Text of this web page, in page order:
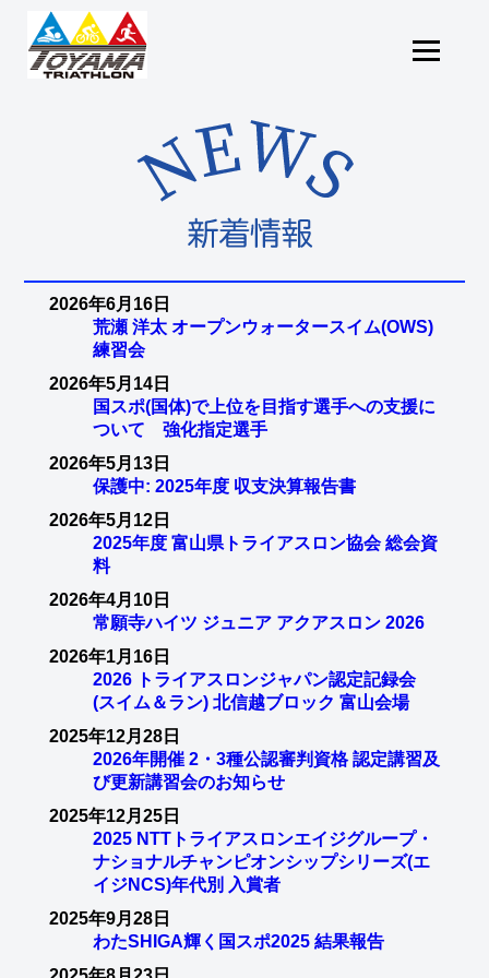
2026年6月16日
荒瀬 洋太 オープンウォータースイム(OWS)
練習会
2026年5月14日
国スポ(国体)で上位を目指す選手への支援に
ついて 強化指定選手
2026年5月13日
保護中: 2025年度 収支決算報告書
2026年5月12日
2025年度 富山県トライアスロン協会 総会資
料
2026年4月10日
常願寺ハイツ ジュニア アクアスロン 2026
2026年1月16日
2026 トライアスロンジャパン認定記録会
(スイム＆ラン) 北信越ブロック 富山会場
2025年12月28日
2026年開催 2・3種公認審判資格 認定講習及
び更新講習会のお知らせ
2025年12月25日
2025 NTTトライアスロンエイジグループ・
ナショナルチャンピオンシップシリーズ(エ
イジNCS)年代別 入賞者
2025年9月28日
わたSHIGA輝く国スポ2025 結果報告